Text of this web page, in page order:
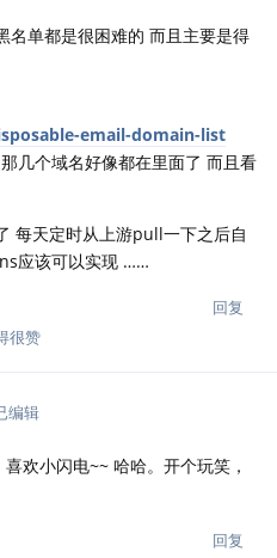
名单都是很困难的 而且主要是得
email-domain-list
几个域名好像都在里面了 而且看
每天定时从上游pull一下之后自
应该可以实现 ……
回复
很赞
编辑
欢小闪电~~ 哈哈。开个玩笑，
回复